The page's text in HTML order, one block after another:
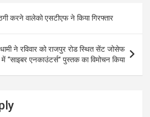
करने वालेको एसटीएफ ने किया गिरफ्तार
ने रविवार को राजपुर रोड स्थित सेंट जोसेफ
‘‘साइबर एनकाउंटर्स’’ पुस्तक का विमोचन किया